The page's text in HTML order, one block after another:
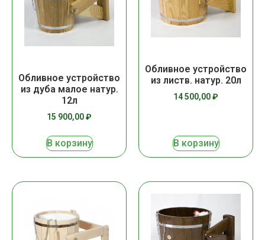
Обливное устройство
из дуба малое натур.
12л
15 900,00₽
В корзину
Обливное устройство
из листв. натур. 20л
14 500,00₽
В корзину